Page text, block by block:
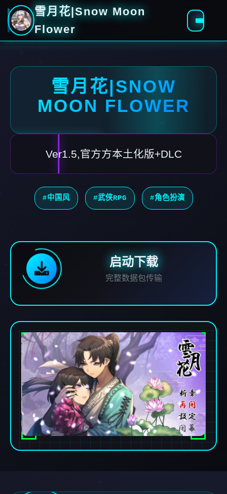
雪月花|Snow Moon
Flower
雪月花|SNOW
MOON FLOWER
Ver1.5,官方方本土化版+DLC
#中国风 #武侠RPG #角色扮演
启动下载
完整数据包传输